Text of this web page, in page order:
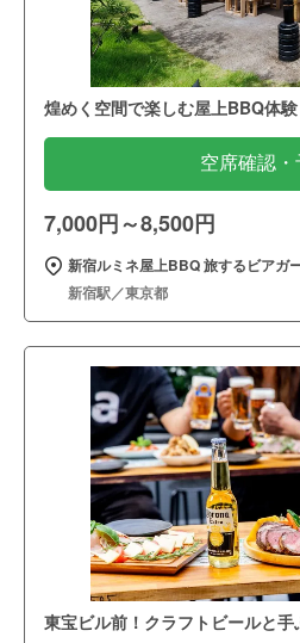
煌めく空間で楽しむ屋上BBQ体験
空席確認・
7,000円～8,500円
新宿ルミネ屋上BBQ 旅するビアガ
新宿駅／東京都
東宝ビル前！クラフトビールと